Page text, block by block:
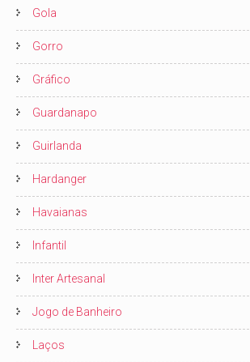
Gola
Gorro
Gráfico
Guardanapo
Guirlanda
Hardanger
Havaianas
Infantil
Inter Artesanal
Jogo de Banheiro
Laços